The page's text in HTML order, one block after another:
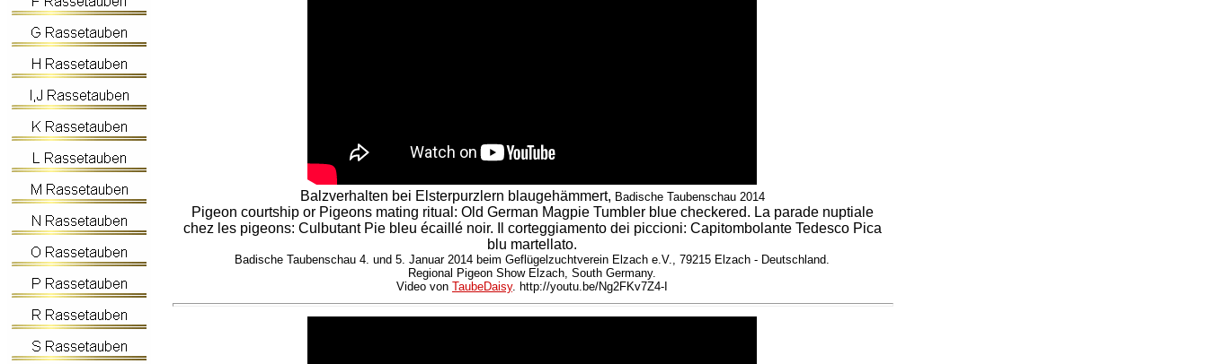
Balzverhalten bei Elsterpurzlern blaugehämmert, Badische Taubenschau 2014
Pigeon courtship or Pigeons mating ritual: Old German Magpie Tumbler blue checkered. La parade nuptiale
chez les pigeons: Culbutant Pie bleu écaillé noir. Il corteggiamento dei piccioni: Capitombolante Tedesco Pica
blu martellato.
Badische Taubenschau 4. und 5. Januar 2014 beim Geflügelzuchtverein Elzach e.V., 79215 Elzach - Deutschland.
Regional Pigeon Show Elzach, South Germany.
Video von TaubeDaisy. http://youtu.be/Ng2FKv7Z4-I